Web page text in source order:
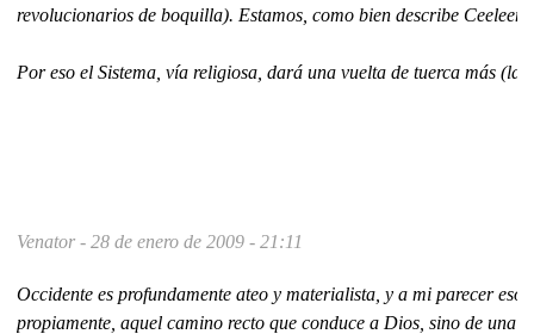
revolucionarios de boquilla). Estamos, como bien describe
Por eso el Sistema, vía religiosa, dará una vuelta de tuerca más (la
Venator - 28 de enero de 2009 - 21:11
Occidente es profundamente ateo y materialista, y a mi parecer
propiamente, aquel camino recto que conduce a Dios, sino de una